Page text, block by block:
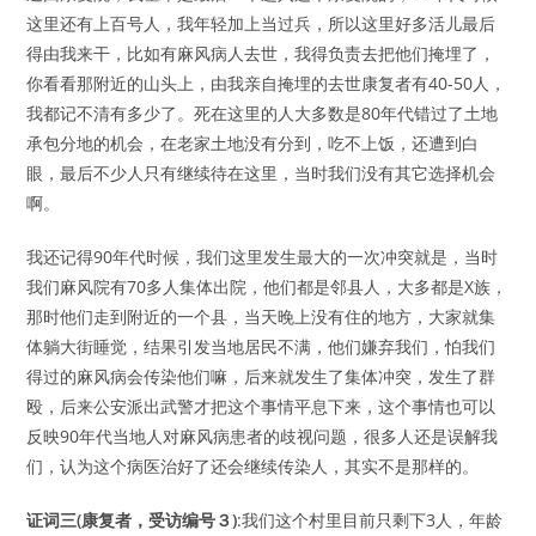
这里还有上百号人，我年轻加上当过兵，所以这里好多活儿最后
得由我来干，比如有麻风病人去世，我得负责去把他们掩埋了，
你看看那附近的山头上，由我亲自掩埋的去世康复者有40-50人，
我都记不清有多少了。死在这里的人大多数是80年代错过了土地
承包分地的机会，在老家土地没有分到，吃不上饭，还遭到白
眼，最后不少人只有继续待在这里，当时我们没有其它选择机会
啊。
我还记得90年代时候，我们这里发生最大的一次冲突就是，当时
我们麻风院有70多人集体出院，他们都是邻县人，大多都是X族，
那时他们走到附近的一个县，当天晚上没有住的地方，大家就集
体躺大街睡觉，结果引发当地居民不满，他们嫌弃我们，怕我们
得过的麻风病会传染他们嘛，后来就发生了集体冲突，发生了群
殴，后来公安派出武警才把这个事情平息下来，这个事情也可以
反映90年代当地人对麻风病患者的歧视问题，很多人还是误解我
们，认为这个病医治好了还会继续传染人，其实不是那样的。
证词三(康复者，受访编号３):我们这个村里目前只剩下3人，年龄